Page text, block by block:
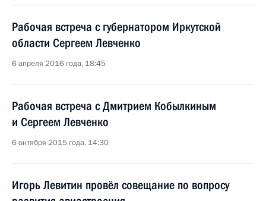
Рабочая встреча с губернатором Иркутской
области Сергеем Левченко
6 апреля 2016 года, 18:45
Рабочая встреча с Дмитрием Кобылкиным
и Сергеем Левченко
6 октября 2015 года, 14:30
Игорь Левитин провёл совещание по вопросу